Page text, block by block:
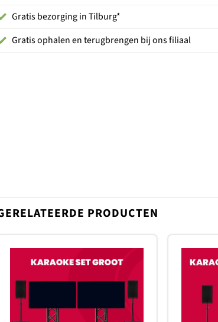
Gratis bezorging in Tilburg*
Gratis ophalen en terugbrengen bij ons filiaal
PRODUCTEN
aan
verlanglijst